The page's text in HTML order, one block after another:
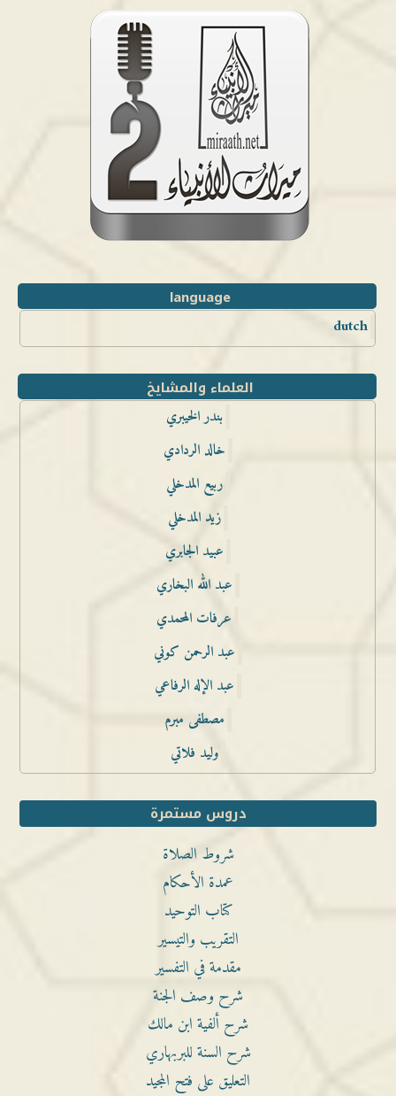
language
dutch
العلماء والمشايخ
بندر الخيبري
خالد الردادي
ربيع المدخلي
زيد المدخلي
عبيد الجابري
عبد الله البخاري
عرفات المحمدي
عبد الرحمن كوني
عبد الإله الرفاعي
مصطفى مبرم
وليد فلاتي
دروس مستمرة
شروط الصلاة
عمدة الأحكام
كتاب التوحيد
التقريب والتيسير
مقدمة في التفسير
شرح وصف الجنة
شرح ألفية ابن مالك
شرح السنة للبربهاري
التعليق على فتح المجيد